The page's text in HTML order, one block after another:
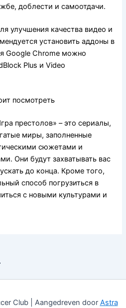
доблести и самоотдачи.
улучшения качества видео и
установить аддоны в
Google Chrome можно
Plus и Video
посмотреть
престолов» – это сериалы,
миры, заполненные
сюжетами и
Они будут захватывать вас
до конца. Кроме того,
способ погрузиться в
с новыми культурами и
Club | Aangedreven door Astra